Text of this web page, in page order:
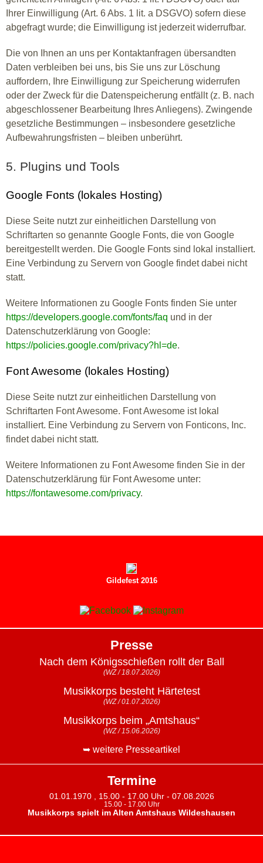
Ihrer Einwilligung (Art. 6 Abs. 1 lit. a DSGVO) sofern diese
abgefragt wurde; die Einwilligung ist jederzeit widerrufbar.
Die von Ihnen an uns per Kontaktanfragen übersandten
Daten verbleiben bei uns, bis Sie uns zur Löschung
auffordern, Ihre Einwilligung zur Speicherung widerrufen
oder der Zweck für die Datenspeicherung entfällt (z. B. nach
abgeschlossener Bearbeitung Ihres Anliegens). Zwingende
gesetzliche Bestimmungen – insbesondere gesetzliche
Aufbewahrungsfristen – bleiben unberührt.
5. Plugins und Tools
Google Fonts (lokales Hosting)
Diese Seite nutzt zur einheitlichen Darstellung von
Schriftarten so genannte Google Fonts, die von Google
bereitgestellt werden. Die Google Fonts sind lokal installiert.
Eine Verbindung zu Servern von Google findet dabei nicht
statt.
Weitere Informationen zu Google Fonts finden Sie unter
https://developers.google.com/fonts/faq und in der
Datenschutzerklärung von Google:
https://policies.google.com/privacy?hl=de.
Font Awesome (lokales Hosting)
Diese Seite nutzt zur einheitlichen Darstellung von
Schriftarten Font Awesome. Font Awesome ist lokal
installiert. Eine Verbindung zu Servern von Fonticons, Inc.
findet dabei nicht statt.
Weitere Informationen zu Font Awesome finden Sie in der
Datenschutzerklärung für Font Awesome unter:
https://fontawesome.com/privacy.
Gildefest 2016
Presse
Nach dem Königsschießen rollt der Ball
(WZ / 18.07.2026)
Musikkorps besteht Härtetest
(WZ / 01.07.2026)
Musikkorps beim „Amtshaus“
(WZ / 15.06.2026)
➥ weitere Presseartikel
Termine
01.01.1970 , 15.00 - 17.00 Uhr - 07.08.2026
15.00 - 17.00 Uhr
Musikkorps spielt im Alten Amtshaus Wildeshausen